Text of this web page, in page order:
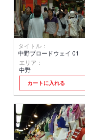
タイトル：
中野ブロードウェイ 01
エリア：
中野
カートに入れる